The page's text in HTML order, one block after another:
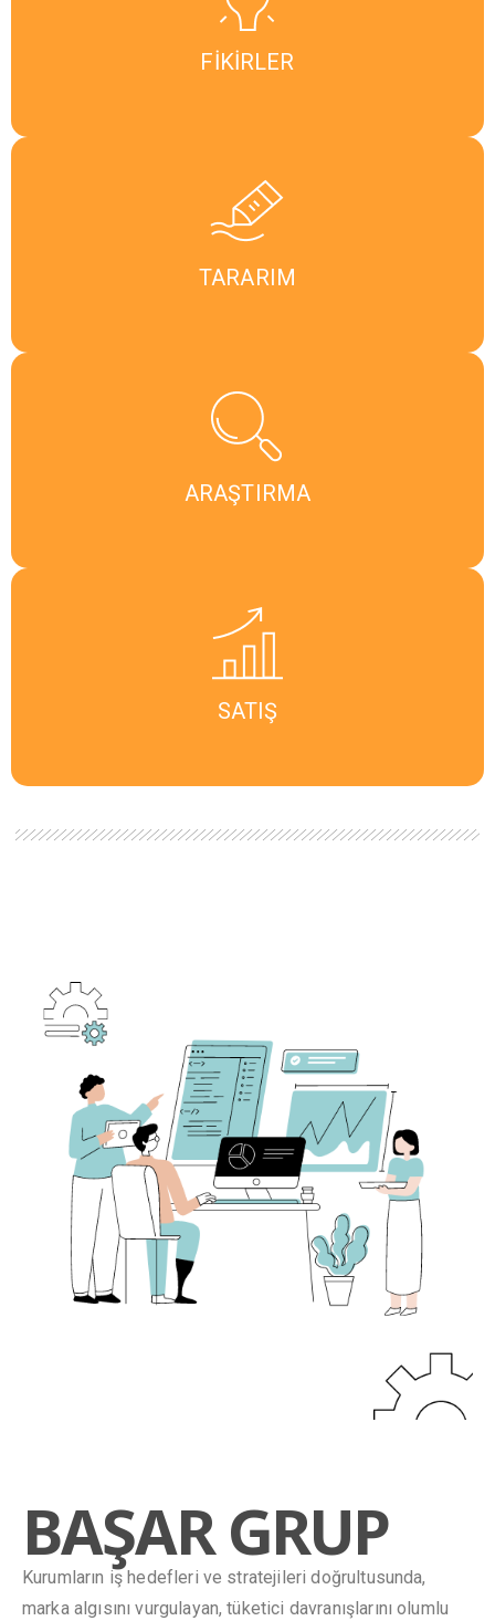
FİKİRLER
TARARIM
ARAŞTIRMA
SATIŞ
BAŞAR GRUP
Kurumların iş hedefleri ve stratejileri doğrultusunda,
marka algısını vurgulayan, tüketici davranışlarını olumlu